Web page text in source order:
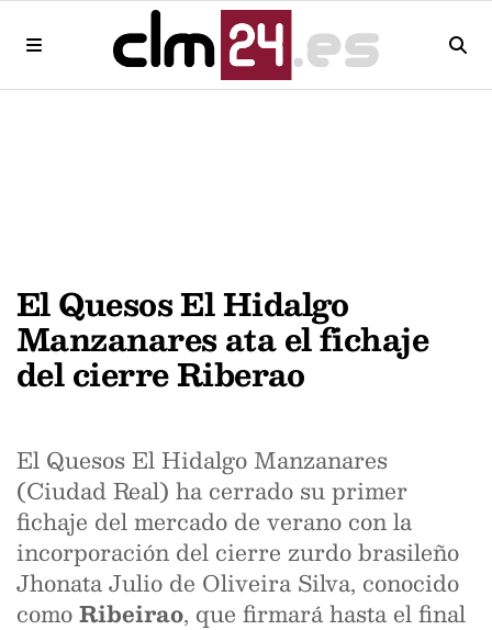
El Quesos El Hidalgo
Manzanares ata el fichaje
del cierre Riberao
El Quesos El Hidalgo Manzanares
(Ciudad Real) ha cerrado su primer
fichaje del mercado de verano con la
incorporación del cierre zurdo brasileño
Jhonata Julio de Oliveira Silva, conocido
comoRibeirao, que firmará hasta el final